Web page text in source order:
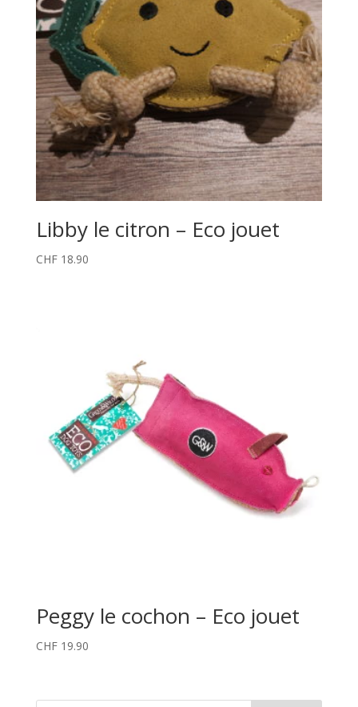
Libby le citron – Eco jouet
CHF18.90
Peggy le cochon – Eco jouet
CHF19.90